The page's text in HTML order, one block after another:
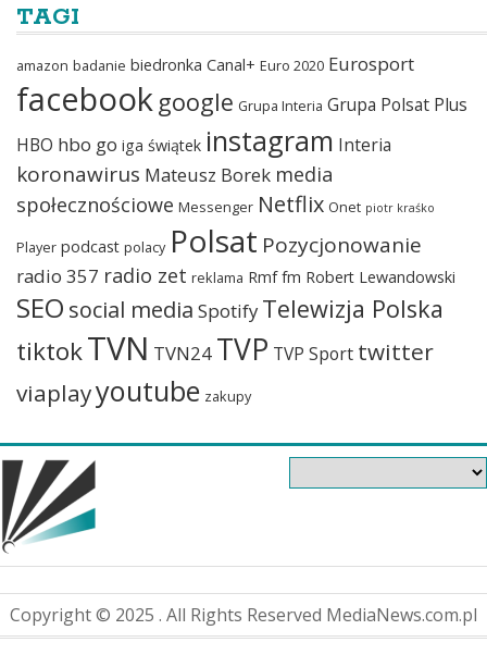
TAGI
amazon badanie biedronka Canal+ Euro 2020 Eurosport
facebook google Grupa Interia Grupa Polsat Plus
HBO hbo go iga świątek instagram Interia
koronawirus Mateusz Borek media
społecznościowe Messenger Netflix Onet piotr kraśko
Player podcast polacy Polsat Pozycjonowanie
radio 357 radio zet reklama Rmf fm Robert Lewandowski
SEO social media Spotify Telewizja Polska
tiktokTVN TVN24 TVP TVP Sport twitter
viaplayyoutube zakupy
Copyright © 2025 . All Rights Reserved MediaNews.com.pl